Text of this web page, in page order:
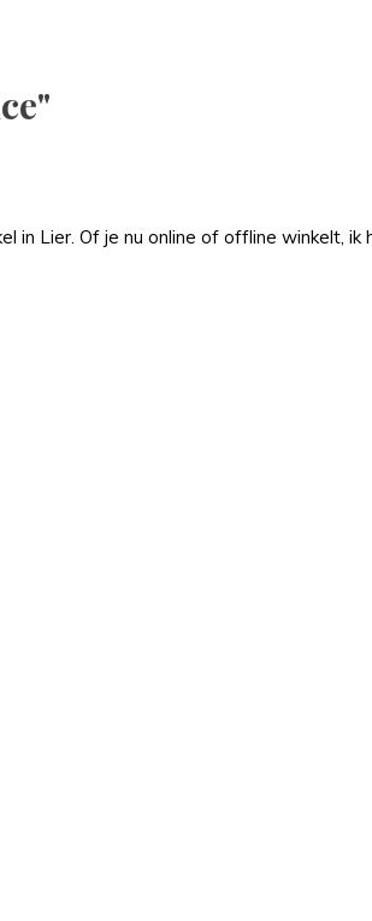
in Lier. Of je nu online of offline winkelt, ik